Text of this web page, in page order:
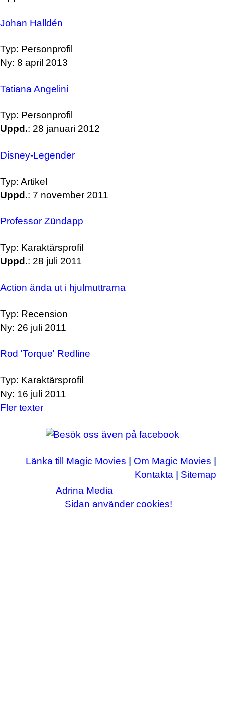
Johan Halldén
Typ: Personprofil
Ny: 8 april 2013
Tatiana Angelini
Typ: Personprofil
Uppd.: 28 januari 2012
Disney-Legender
Typ: Artikel
Uppd.: 7 november 2011
Professor Zündapp
Typ: Karaktärsprofil
Uppd.: 28 juli 2011
Action ända ut i hjulmuttrarna
Typ: Recension
Ny: 26 juli 2011
Rod 'Torque' Redline
Typ: Karaktärsprofil
Ny: 16 juli 2011
Fler texter
Länka till Magic Movies Om Magic Movies
Kontakta
Sitemap
Copyright © 2003-2026Adrina Media
Sidan använder cookies!